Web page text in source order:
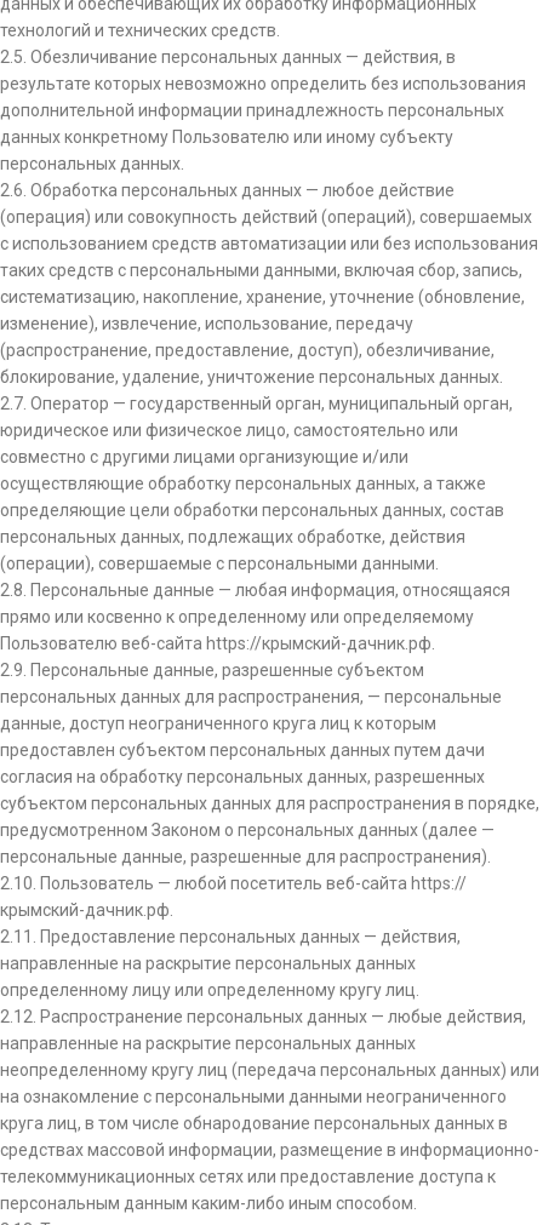
технологий и технических средств.
2.5. Обезличивание персональных данных — действия, в
результате которых невозможно определить без использования
дополнительной информации принадлежность персональных
данных конкретному Пользователю или иному субъекту
персональных данных.
2.6. Обработка персональных данных — любое действие
(операция) или совокупность действий (операций), совершаемых
с использованием средств автоматизации или без использования
таких средств с персональными данными, включая сбор, запись,
систематизацию, накопление, хранение, уточнение (обновление,
изменение), извлечение, использование, передачу
(распространение, предоставление, доступ), обезличивание,
блокирование, удаление, уничтожение персональных данных.
2.7. Оператор — государственный орган, муниципальный орган,
юридическое или физическое лицо, самостоятельно или
совместно с другими лицами организующие и/или
осуществляющие обработку персональных данных, а также
определяющие цели обработки персональных данных, состав
персональных данных, подлежащих обработке, действия
(операции), совершаемые с персональными данными.
2.8. Персональные данные — любая информация, относящаяся
прямо или косвенно к определенному или определяемому
Пользователю веб-сайта https://крымский-дачник.рф.
2.9. Персональные данные, разрешенные субъектом
персональных данных для распространения, — персональные
данные, доступ неограниченного круга лиц к которым
предоставлен субъектом персональных данных путем дачи
согласия на обработку персональных данных, разрешенных
субъектом персональных данных для распространения в порядке,
предусмотренном Законом о персональных данных (далее —
персональные данные, разрешенные для распространения).
2.10. Пользователь — любой посетитель веб-сайта https://
крымский-дачник.рф.
2.11. Предоставление персональных данных — действия,
направленные на раскрытие персональных данных
определенному лицу или определенному кругу лиц.
2.12. Распространение персональных данных — любые действия,
направленные на раскрытие персональных данных
неопределенному кругу лиц (передача персональных данных) или
на ознакомление с персональными данными неограниченного
круга лиц, в том числе обнародование персональных данных в
средствах массовой информации, размещение в информационно-
телекоммуникационных сетях или предоставление доступа к
персональным данным каким-либо иным способом.